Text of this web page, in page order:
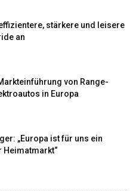
stärkere und leisere
an
von Range-
in Europa
„Europa ist für uns ein
Heimatmarkt“